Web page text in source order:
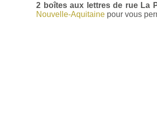
2 boîtes aux lettres de rue La
Nouvelle-Aquitaine pour vous